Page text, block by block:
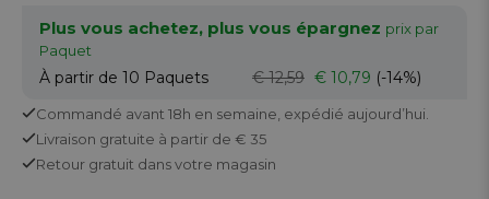
Plus vous achetez, plus vous épargnez prix par
Paquet
À partir de 10 Paquets € 12,59 € 10,79 (-14%)
Commandé avant 18h en semaine, expédié aujourd’hui.
Livraison gratuite à partir de € 35
Retour gratuit dans votre magasin